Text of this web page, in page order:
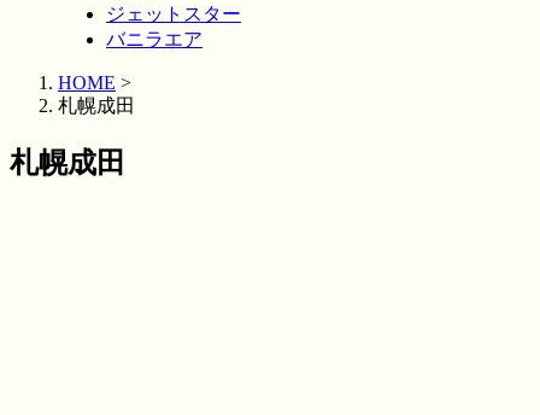
ジェットスター
バニラエア
HOME >
札幌成田
札幌成田